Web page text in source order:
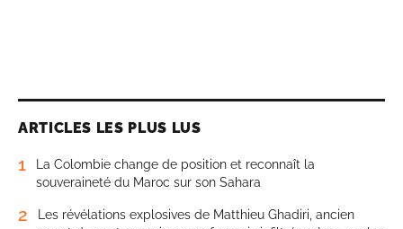
ARTICLES LES PLUS LUS
1
La Colombie change de position et reconnaît la
souveraineté du Maroc sur son Sahara
2
Les révélations explosives de Matthieu Ghadiri, ancien